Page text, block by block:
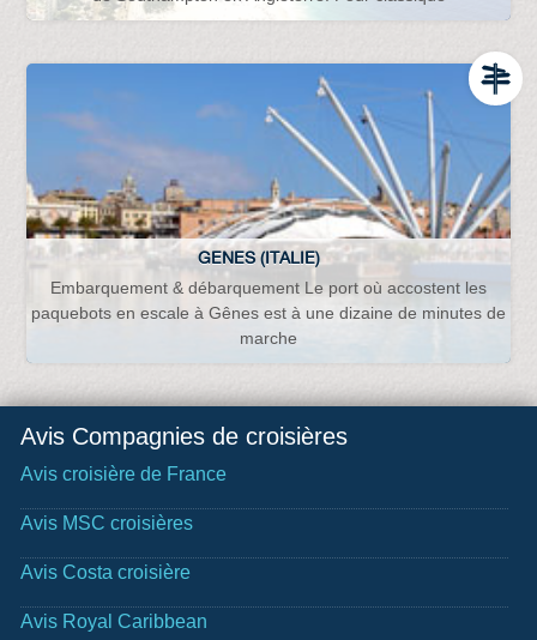
GENES (ITALIE)
Embarquement & débarquement Le port où accostent les
paquebots en escale à Gênes est à une dizaine de minutes de
marche
Avis Compagnies de croisières
Avis croisière de France
Avis MSC croisières
Avis Costa croisière
Avis Royal Caribbean